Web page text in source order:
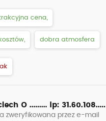
cena,
dobra atmosfera
O ......... ip: 31.60.108.....
zweryfikowana przez e-mail